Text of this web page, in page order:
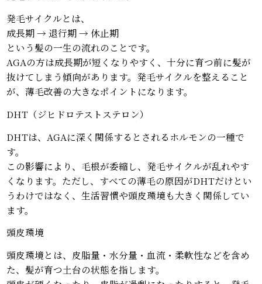
発毛サイクルとは、
成長期 → 退行期 → 休止期
という髪の一生の流れのことです。
AGAの方は成長期が短くなりやすく、十分に育つ前に髪が
抜けてしまう傾向があります。発毛サイクルを整えること
が、薄毛改善の大きなポイントになります。
DHT（ジヒドロテストステロン）
DHTは、AGAに深く関係するとされるホルモンの一種で
す。
この影響により、毛根が委縮し、発毛サイクルが乱れやす
くなります。ただし、すべての薄毛の原因がDHTだけとい
うわけではなく、生活習慣や頭皮環境も大きく関係してい
ます。
頭皮環境
頭皮環境とは、皮脂量・水分量・血流・柔軟性などを含め
た、髪が育つ土台の状態を指します。